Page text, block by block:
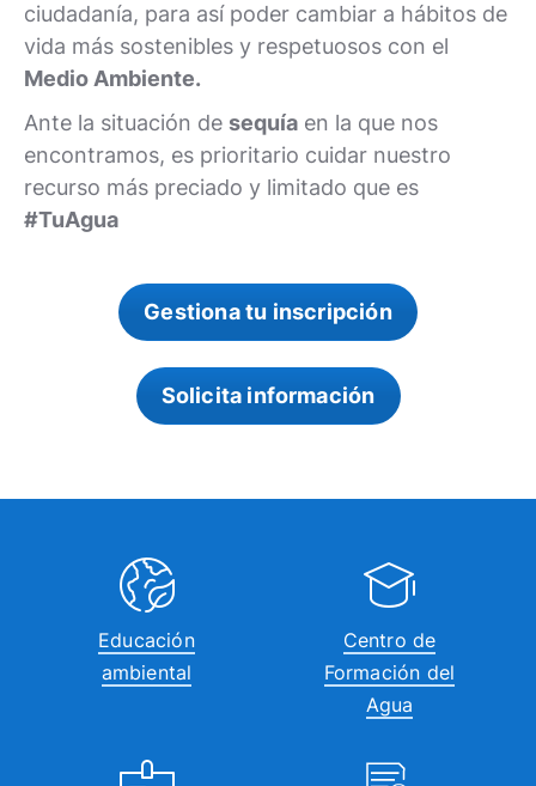
ciudadanía, para así poder cambiar a hábitos de
vida más sostenibles y respetuosos con el
Medio Ambiente.
Ante la situación de sequía en la que nos
encontramos, es prioritario cuidar nuestro
recurso más preciado y limitado que es
#TuAgua
Gestiona tu inscripción
Solicita información
Educación
ambiental
Centro de
Formación del
Agua